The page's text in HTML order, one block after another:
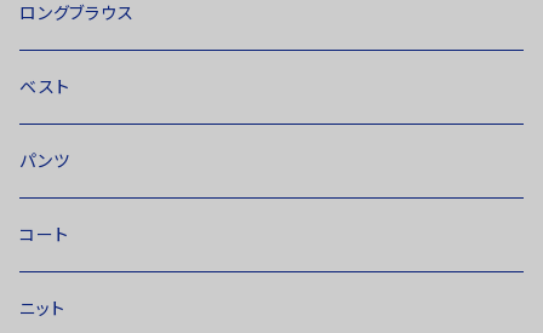
ロングブラウス
ベスト
パンツ
コート
ニット